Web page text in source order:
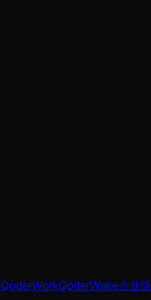
QoderWorkQoderWake企业版